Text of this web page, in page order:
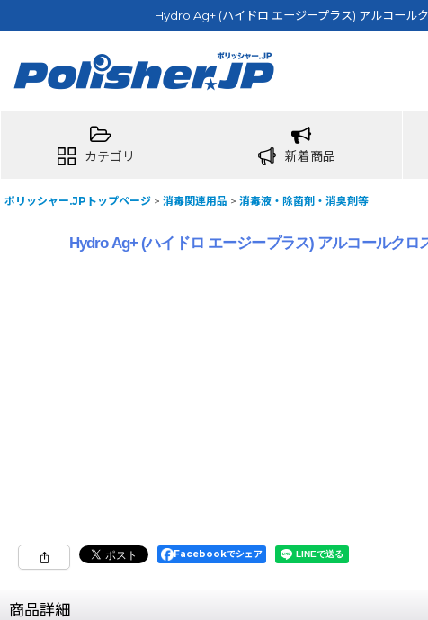
Hydro Ag+ (ハイドロ エージープラス) アルコール
カテゴリ 新着商品
ポリッシャー.JPトップページ > 消毒関連用品 > 消毒液・除菌剤・消臭剤等
Hydro Ag+ (ハイドロ エージープラス) アルコールクロ
Facebookでシェア
商品詳細